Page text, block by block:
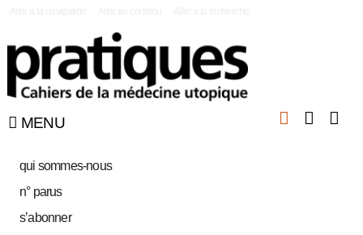
MENU
qui sommes-nous
n° parus
s’abonner